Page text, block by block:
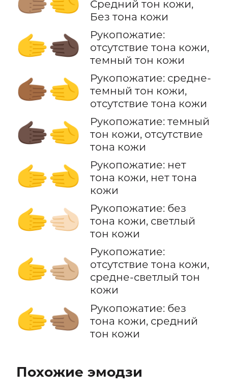
Средний тон кожи,
Без тона кожи
🫱‍🫲🏿
Рукопожатие:
отсутствие тона кожи,
темный тон кожи
🫱🏾‍🫲
Рукопожатие: средне-
темный тон кожи,
отсутствие тона кожи
🫱🏿‍🫲
Рукопожатие: темный
тон кожи, отсутствие
тона кожи
🫱‍🫲
Рукопожатие: нет
тона кожи, нет тона
кожи
🫱‍🫲🏻
Рукопожатие: без
тона кожи, светлый
тон кожи
🫱‍🫲🏼
Рукопожатие:
отсутствие тона кожи,
средне-светлый тон
кожи
🫱‍🫲🏽
Рукопожатие: без
тона кожи, средний
тон кожи
Похожие эмодзи